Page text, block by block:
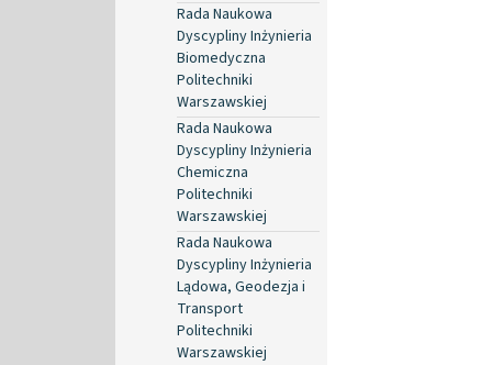
Rada Naukowa
Dyscypliny Inżynieria
Biomedyczna
Politechniki
Warszawskiej
Rada Naukowa
Dyscypliny Inżynieria
Chemiczna
Politechniki
Warszawskiej
Rada Naukowa
Dyscypliny Inżynieria
Lądowa, Geodezja i
Transport
Politechniki
Warszawskiej